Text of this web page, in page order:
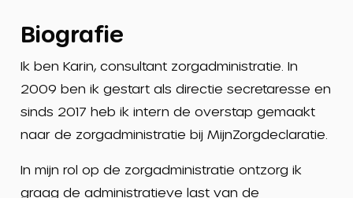
Biografie
Ik ben Karin, consultant zorgadministratie. In
2009 ben ik gestart als directie secretaresse en
sinds 2017 heb ik intern de overstap gemaakt
naar de zorgadministratie bij MijnZorgdeclaratie.
In mijn rol op de zorgadministratie ontzorg ik
graag de administratieve last van de